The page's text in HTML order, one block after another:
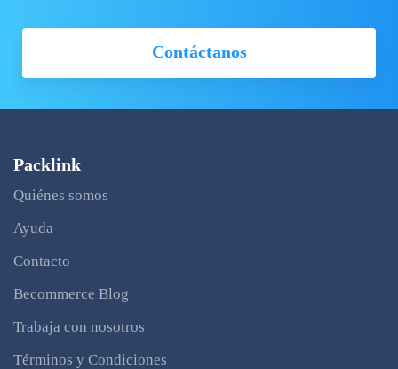
Contáctanos
Packlink
Quiénes somos
Ayuda
Contacto
Becommerce Blog
Trabaja con nosotros
Términos y Condiciones